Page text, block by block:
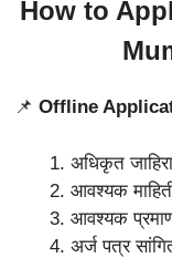
How to
📌 Offline
अधिकृत
आवश्यक
आवश्यक
अर्ज पत्र